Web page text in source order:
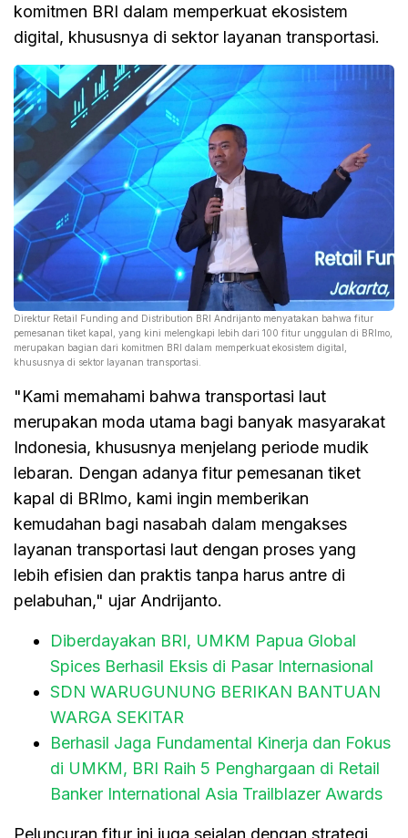
komitmen BRI dalam memperkuat ekosistem
digital, khususnya di sektor layanan transportasi.
Direktur Retail Funding and Distribution BRI Andrijanto menyatakan bahwa fitur
pemesanan tiket kapal, yang kini melengkapi lebih dari 100 fitur unggulan di BRImo,
merupakan bagian dari komitmen BRI dalam memperkuat ekosistem digital,
khususnya di sektor layanan transportasi.
"Kami memahami bahwa transportasi laut
merupakan moda utama bagi banyak masyarakat
Indonesia, khususnya menjelang periode mudik
lebaran. Dengan adanya fitur pemesanan tiket
kapal di BRImo, kami ingin memberikan
kemudahan bagi nasabah dalam mengakses
layanan transportasi laut dengan proses yang
lebih efisien dan praktis tanpa harus antre di
pelabuhan," ujar Andrijanto.
Diberdayakan BRI, UMKM Papua Global
Spices Berhasil Eksis di Pasar Internasional
SDN WARUGUNUNG BERIKAN BANTUAN
WARGA SEKITAR
Berhasil Jaga Fundamental Kinerja dan Fokus
di UMKM, BRI Raih 5 Penghargaan di Retail
Banker International Asia Trailblazer Awards
Peluncuran fitur ini juga sejalan dengan strategi